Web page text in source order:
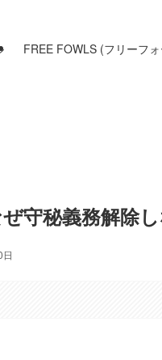
FREE FOWLS (フリーフ
守秘義務解除